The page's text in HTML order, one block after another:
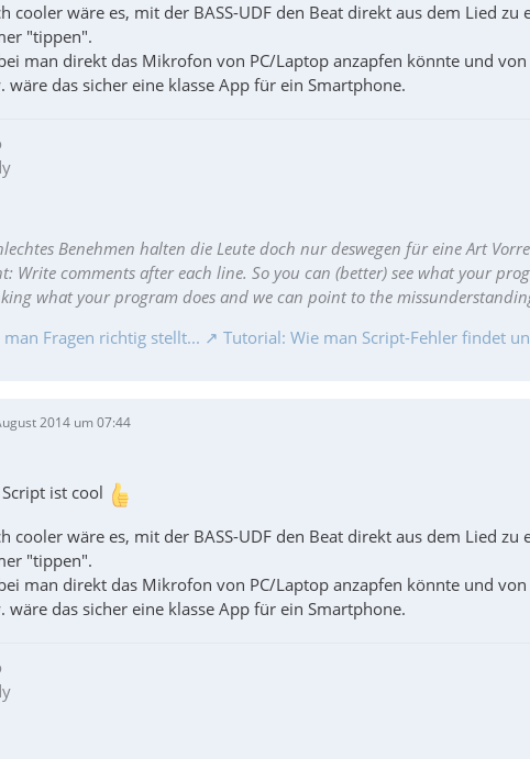
cooler wäre es, mit der BASS-UDF den Beat direkt aus dem Lied
"tippen".
man direkt das Mikrofon von PC/Laptop anzapfen könnte und
wäre das sicher eine klasse App für ein Smartphone.
Benehmen halten die Leute doch nur deswegen für eine Art
Write comments after each line. So you can (better) see what your
what your program does and we can point to the
man Fragen richtig stellt...
Tutorial: Wie man Script-Fehler findet
2014 um 07:44
ist cool
cooler wäre es, mit der BASS-UDF den Beat direkt aus dem Lied
"tippen".
man direkt das Mikrofon von PC/Laptop anzapfen könnte und
wäre das sicher eine klasse App für ein Smartphone.